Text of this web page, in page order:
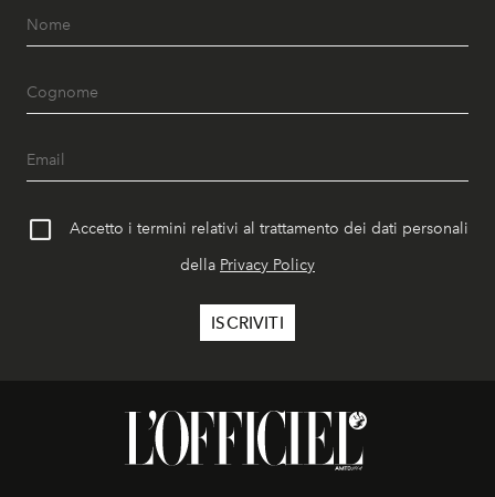
Accetto i termini relativi al trattamento dei dati personali
della Privacy Policy